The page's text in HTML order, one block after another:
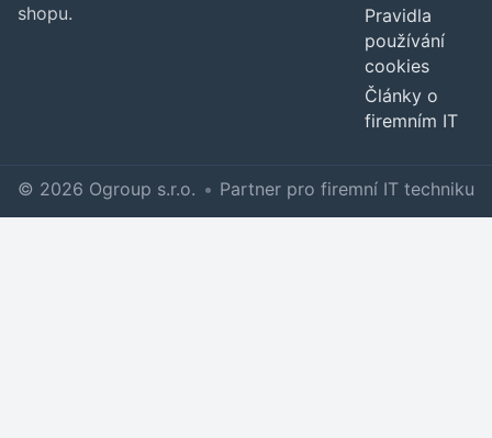
shopu.
Pravidla
používání
cookies
Články o
firemním IT
© 2026 Ogroup s.r.o. • Partner pro firemní IT techniku